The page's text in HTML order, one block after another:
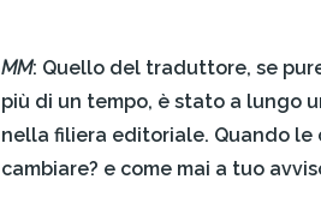
MM: Quello del traduttore, se
più di un tempo, è stato a lungo
nella filiera editoriale. Quando le
cambiare? e come mai a tuo